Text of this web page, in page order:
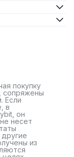
покупку
сопряжены
Если
в
он
несет
из